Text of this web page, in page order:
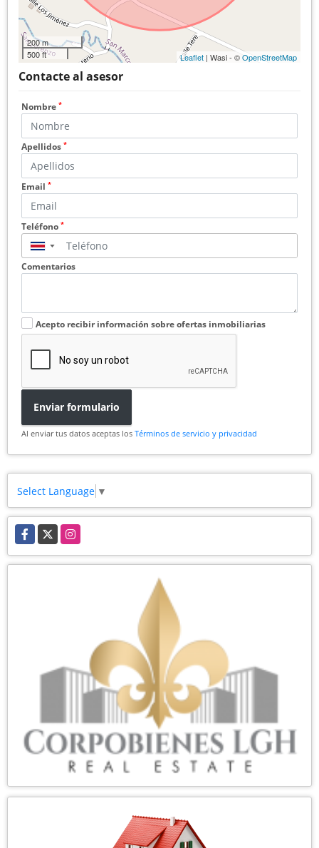
200 m
500 ft
Leaflet | Wasi - ©OpenStreetMap
Contacte al asesor
Nombre *
Apellidos *
Email *
Teléfono *
▼
Comentarios
Acepto recibir información sobre ofertas inmobiliarias
Enviar formulario
Al enviar tus datos aceptas los Términos de servicio y privacidad
Select Language ▼
Facebook
X Instagram